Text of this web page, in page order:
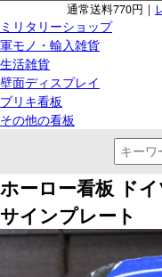
通常送料770円｜
ミリタリーショップ
軍モノ・輸入雑貨
生活雑貨
壁面ディスプレイ
ブリキ看板
その他の看板
ホーロー看板 ド
サインプレート